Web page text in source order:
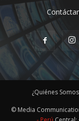
¿Quiénes
© Media